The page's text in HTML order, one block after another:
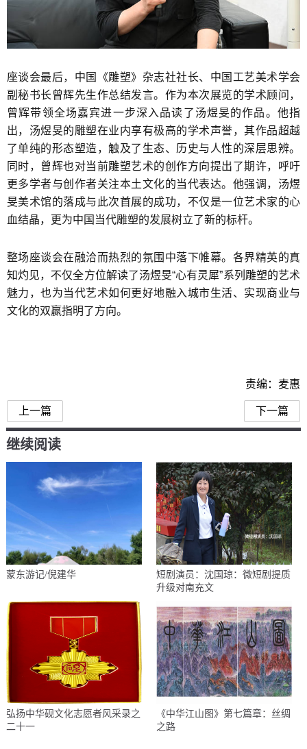
座谈会最后，中国《雕塑》杂志社社长、中国工艺美术学会
副秘书长曾辉先生作总结发言。作为本次展览的学术顾问，
曾辉带领全场嘉宾进一步深入品读了汤煜旻的作品。他指
出，汤煜旻的雕塑在业内享有极高的学术声誉，其作品超越
了单纯的形态塑造，触及了生态、历史与人性的深层思辨。
同时，曾辉也对当前雕塑艺术的创作方向提出了期许，呼吁
更多学者与创作者关注本土文化的当代表达。他强调，汤煜
旻美术馆的落成与此次首展的成功，不仅是一位艺术家的心
血结晶，更为中国当代雕塑的发展树立了新的标杆。
整场座谈会在融洽而热烈的氛围中落下帷幕。各界精英的真
知灼见，不仅全方位解读了汤煜旻“心有灵犀”系列雕塑的艺术
魅力，也为当代艺术如何更好地融入城市生活、实现商业与
文化的双赢指明了方向。
责编：麦惠
上一篇 下一篇
继续阅读
蒙东游记/倪建华
短剧演员：沈国琼：微短剧提质
升级对南充文
弘扬中华砚文化志愿者风采录之
二十一
《中华江山图》第七篇章：丝绸
之路